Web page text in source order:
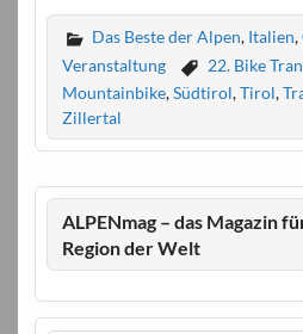
Das Beste der Alpen, Italien,
Veranstaltung
22. Bike
Mountainbike,Südtirol,Tirol,
Zillertal
ALPENmag – das Magazin
Region der Welt